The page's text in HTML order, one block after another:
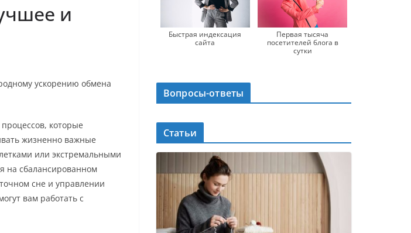
и
ускорению обмена
которые
жизненно важные
или экстремальными
на сбалансированном
сне и управлении
вам работать с
Быстрая индексация
сайта
Первая тысяча
посетителей блога в
сутки
Вопросы-ответы
Статьи